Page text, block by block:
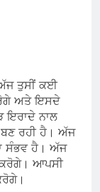
ਤੁਸੀਂ ਕਈ
ਅਤੇ ਇਸਦੇ
ਇਰਾਦੇ ਨਾਲ
ਬਣ ਰਹੀ ਹੈ। ਅੱਜ
ਸੰਭਵ ਹੈ। ਅੱਜ
ਕਰੋਗੇ। ਆਪਸੀ